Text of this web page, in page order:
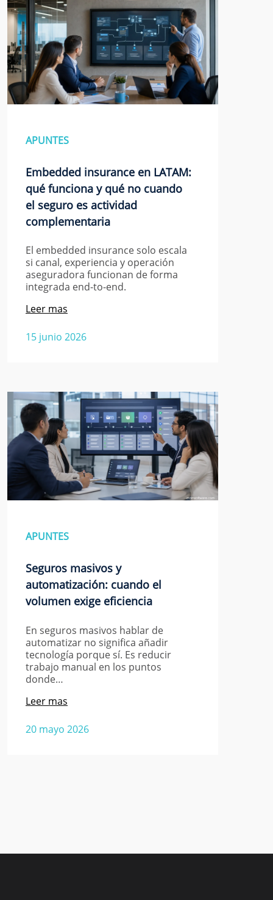
APUNTES
Embedded insurance en LATAM:
qué funciona y qué no cuando
el seguro es actividad
complementaria
El embedded insurance solo escala
si canal, experiencia y operación
aseguradora funcionan de forma
integrada end-to-end.
15 junio 2026
Leer mas
APUNTES
Seguros masivos y
automatización: cuando el
volumen exige eficiencia
En seguros masivos hablar de
automatizar no significa añadir
tecnología porque sí. Es reducir
trabajo manual en los puntos
donde…
20 mayo 2026
Leer mas